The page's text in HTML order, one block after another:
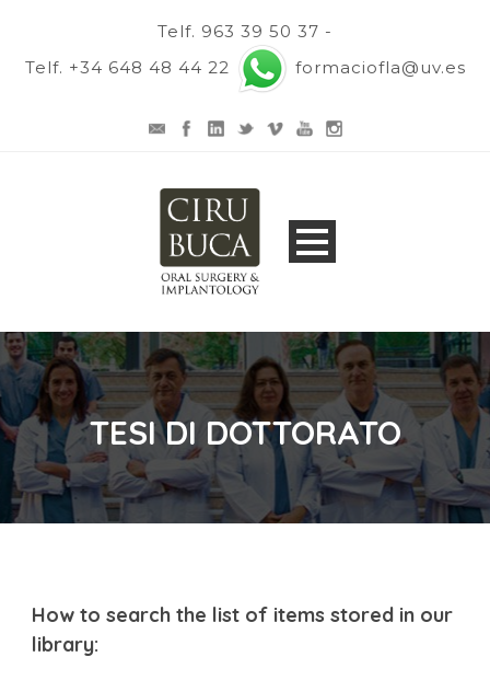
Telf. 963 39 50 37 -
Telf. +34 648 48 44 22
formaciofla@uv.es
TESI DI DOTTORATO
How to search the list of items stored in our
library: